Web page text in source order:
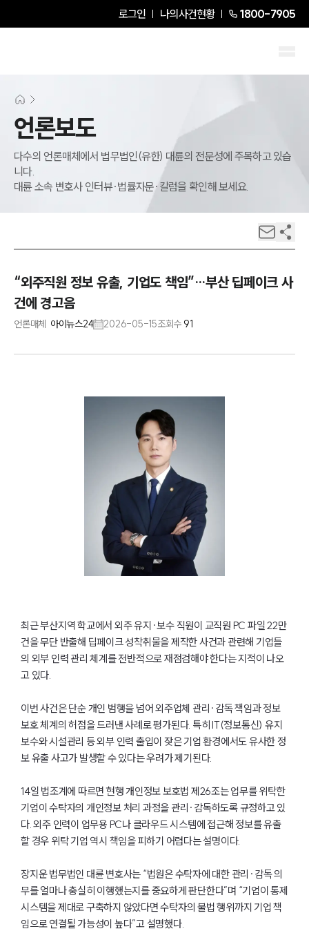
로그인 나의사건현황 1800-7905
언론보도
다수의 언론매체에서 법무법인(유한) 대륜의 전문성에 주목하고 있습
니다.
대륜 소속 변호사 인터뷰·법률자문·칼럼을 확인해 보세요.
“외주직원 정보 유출, 기업도 책임”…부산 딥페이크 사
건에 경고음
언론매체 아이뉴스24 2026-05-15조회수 91
최근 부산지역 학교에서 외주 유지·보수 직원이 교직원 PC 파일 22만
건을 무단 반출해 딥페이크 성착취물을 제작한 사건과 관련해 기업들
의 외부 인력 관리 체계를 전반적으로 재점검해야 한다는 지적이 나오
고 있다.
이번 사건은 단순 개인 범행을 넘어 외주업체 관리·감독 책임과 정보
보호 체계의 허점을 드러낸 사례로 평가된다. 특히 IT(정보통신) 유지
보수와 시설관리 등 외부 인력 출입이 잦은 기업 환경에서도 유사한 정
보 유출 사고가 발생할 수 있다는 우려가 제기된다.
14일 법조계에 따르면 현행 개인정보 보호법 제26조는 업무를 위탁한
기업이 수탁자의 개인정보 처리 과정을 관리·감독하도록 규정하고 있
다. 외주 인력이 업무용 PC나 클라우드 시스템에 접근해 정보를 유출
할 경우 위탁 기업 역시 책임을 피하기 어렵다는 설명이다.
장지운 법무법인 대륜 변호사는 “법원은 수탁자에 대한 관리·감독 의
무를 얼마나 충실히 이행했는지를 중요하게 판단한다”며 “기업이 통제
시스템을 제대로 구축하지 않았다면 수탁자의 불법 행위까지 기업 책
임으로 연결될 가능성이 높다”고 설명했다.